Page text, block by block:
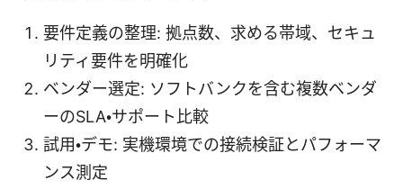
要件定義の整理: 拠点数、求める帯域、セキュ
リティ要件を明確化
ベンダー選定: ソフトバンクを含む複数ベンダ
ーのSLA・サポート比較
試用・デモ: 実機環境での接続検証とパフォーマ
ンス測定